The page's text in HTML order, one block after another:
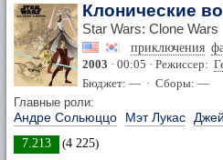
Клонические
Star Wars: Clone Wars
приключения
2003 · 00:05 · Режиссер:
Бюджет: — · Сборы: —
Главные роли:
Андре Сольюццо Мэт Лукас
7.213 (4 225)